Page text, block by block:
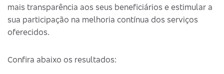
mais transparência aos seus beneficiários e estimular a
sua participação na melhoria contínua dos serviços
oferecidos.
Confira abaixo os resultados: